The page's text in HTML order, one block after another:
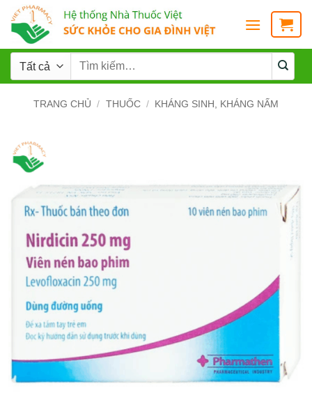
TRANG CHỦ / THUỐC / KHÁNG SINH, KHÁNG NẤM